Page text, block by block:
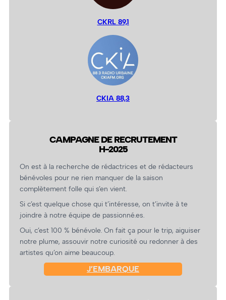
CKRL 89,1
CKIA 88,3
CAMPAGNE DE RECRUTEMENT
H-2025
On est à la recherche de rédactrices et de rédacteurs
bénévoles pour ne rien manquer de la saison
complètement folle qui s’en vient.
Si c’est quelque chose qui t’intéresse, on t’invite à te
joindre à notre équipe de passionné.es.
Oui, c’est 100 % bénévole. On fait ça pour le trip, aiguiser
notre plume, assouvir notre curiosité ou redonner à des
artistes qu’on aime beaucoup.
J’EMBARQUE